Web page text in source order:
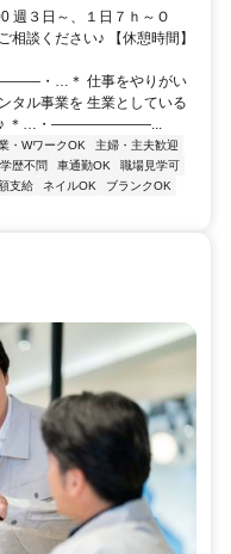
週３日～、１日７ｈ～Ｏ
相談ください♪ 【休憩時間】
・…＊ 仕事をやりがい
タル事業を 生業としている
に♪ ＊…・―――――――...
・WワークOK
主婦・主夫歓迎
学歴不問 車通勤OK
職場見学可
支給 ネイルOK
ブランクOK